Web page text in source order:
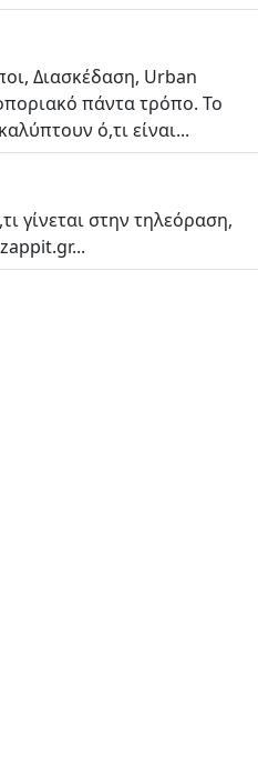
Διασκέδαση, Urban
πάντα τρόπο. Το
ό,τι είναι...
γίνεται στην τηλεόραση,